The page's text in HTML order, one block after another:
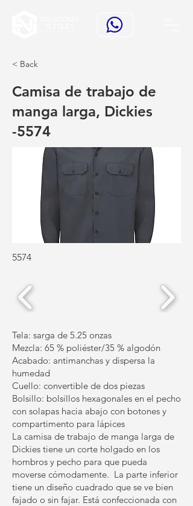
< Back
Camisa de trabajo de
manga larga, Dickies
-5574
5574
Tela: sarga de 5.25 onzas
Mezcla: 65 % poliéster/35 % algodón
Acabado: antimanchas y dispersa la
humedad
Cuello: convertible de dos piezas
Bolsillo: bolsillos hexagonales en el pecho
con solapas hacia abajo con botones y
compartimento para lápices
La camisa de trabajo de manga larga de
Dickies tiene un corte holgado en los
hombros y pecho para que pueda
moverse cómodamente. La parte inferior
tiene un diseño cuadrado que se ve bien
fajado o sin fajar. Está confeccionada con